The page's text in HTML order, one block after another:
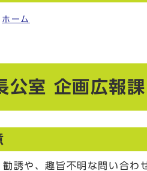
ホーム
公室 企画広報
勧誘や、趣旨不明な問い合わ